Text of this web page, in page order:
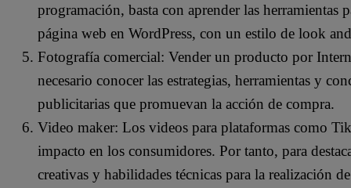
programación, basta con aprender las herramientas
página web en WordPress, con un estilo de look
Fotografía comercial: Vender un producto por
necesario conocer las estrategias, herramientas y
publicitarias que promuevan la acción de compra.
Video maker: Los videos para plataformas como
impacto en los consumidores. Por tanto, para
creativas y habilidades técnicas para la realización